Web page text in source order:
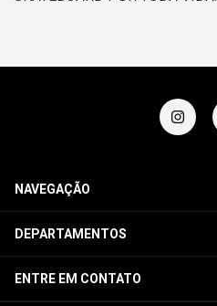
NAVEGAÇÃO
DEPARTAMENTOS
ENTRE EM CONTATO